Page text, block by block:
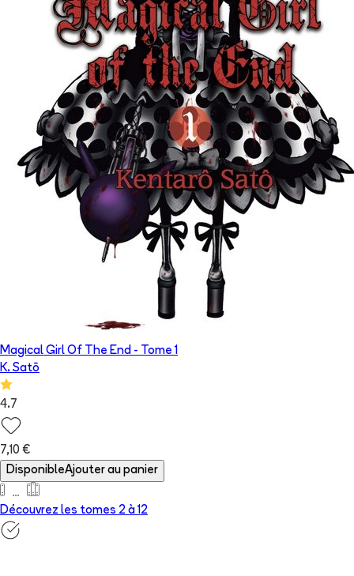
Magical Girl Of The End - Tome 1
K. Satō
4.7
7,10 €
DisponibleAjouter au panier
Découvrez les tomes 2 à 12